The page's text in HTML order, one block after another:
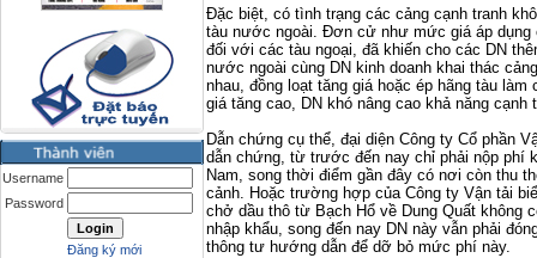
Username
Password
Đăng ký mới
Đặc biệt, có tình trạng các cảng cạnh tranh
tàu nước ngoài. Đơn cử như mức giá áp dụng
đối với các tàu ngoại, đã khiến cho các DN
nước ngoài cùng DN kinh doanh khai thác
nhau, đồng loạt tăng giá hoặc ép hãng tàu
giá tăng cao, DN khó nâng cao khả năng cạnh
Dẫn chứng cụ thể, đại diện Công ty Cổ phần
dẫn chứng, từ trước đến nay chỉ phải nộp phí
Nam, song thời điểm gần đây có nơi còn thu
cảnh. Hoặc trường hợp của Công ty Vận tải
chở dầu thô từ Bạch Hổ về Dung Quất không
nhập khẩu, song đến nay DN này vẫn phải
thông tư hướng dẫn để dỡ bỏ mức phí này.